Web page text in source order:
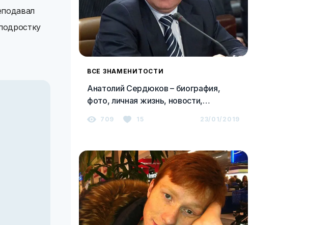
ВСЕ ЗНАМЕНИТОСТИ
Анатолий Сердюков – биография,
фото, личная жизнь, новости,
709 15 23/01/2019